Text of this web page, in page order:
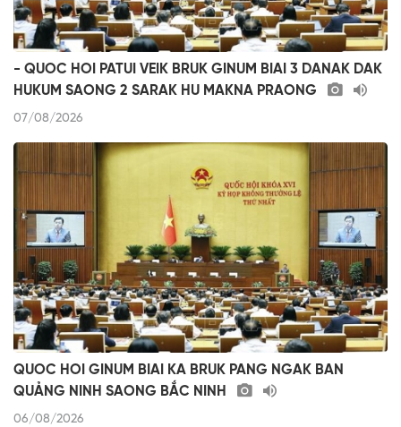
- QUOC HOI PATUI VEIK BRUK GINUM BIAI 3 DANAK DAK
HUKUM SAONG 2 SARAK HU MAKNA PRAONG
07/08/2026
QUOC HOI GINUM BIAI KA BRUK PANG NGAK BAN
QUẢNG NINH SAONG BẮC NINH
06/08/2026